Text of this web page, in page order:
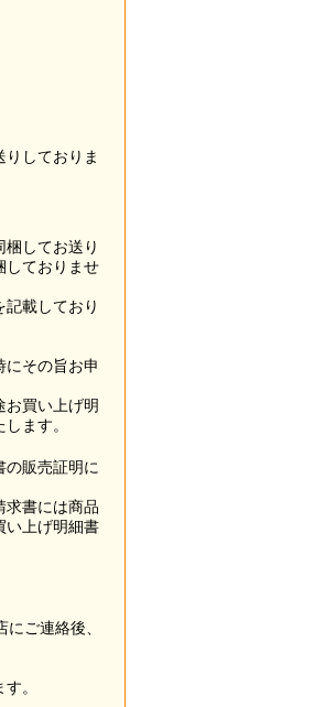
しておりま
してお送り
しておりませ
載しており
にその旨お申
お買い上げ明
ます。
の販売証明に
求書には商品
い上げ明細書
ご連絡後、
。